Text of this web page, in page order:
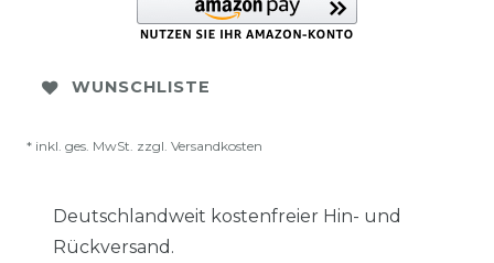
WUNSCHLISTE
* inkl. ges. MwSt. zzgl. Versandkosten
Deutschlandweit kostenfreier Hin- und
Rückversand.